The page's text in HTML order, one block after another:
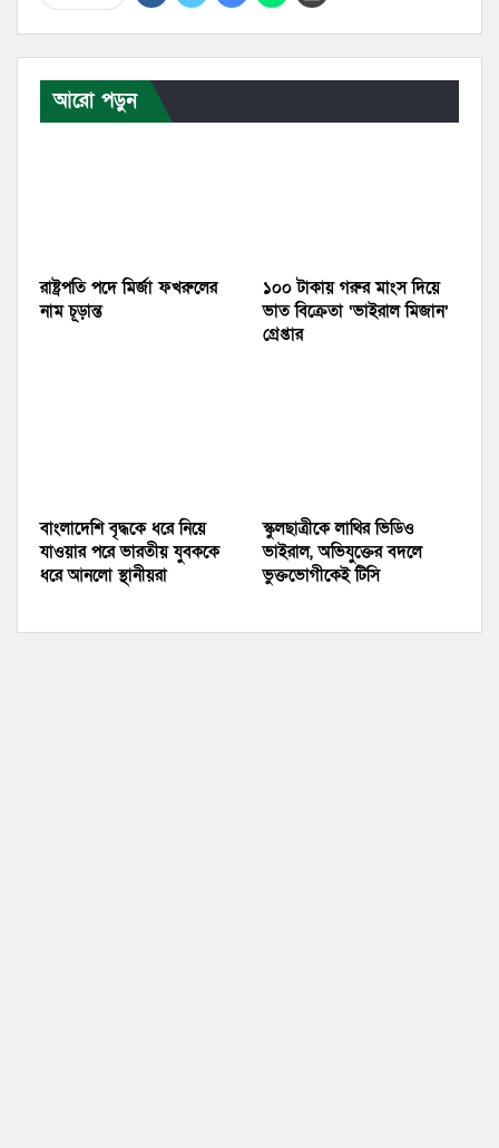
আরো পড়ুন
রাষ্ট্রপতি পদে মির্জা ফখরুলের
নাম চূড়ান্ত
১০০ টাকায় গরুর মাংস দিয়ে
ভাত বিক্রেতা ‘ভাইরাল মিজান’
গ্রেপ্তার
বাংলাদেশি বৃদ্ধকে ধরে নিয়ে
যাওয়ার পরে ভারতীয় যুবককে
ধরে আনলো স্থানীয়রা
স্কুলছাত্রীকে লাথির ভিডিও
ভাইরাল, অভিযুক্তের বদলে
ভুক্তভোগীকেই টিসি